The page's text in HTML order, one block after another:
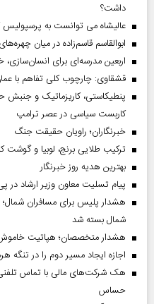
داشت؟
عالیشاه می توانست به
ابوالقاسم قاسم‌زاده در میان
اربعین مدرسه‌ای برای
قشقاوی: چارچوب کلی تفاهم
پنطیکاستی، کاریزماتیک و جنبش
کاربست سیاسی در عصر ترامپ
خبرنگاران؛ راویان حقیقت جنگ
ترکیب طلایی برنج، لوبیا و
بهترین هدیه روز خبرنگار
پیام تسلیت معاون وزیر ارشاد در
هشدار پلیس برای مسافران
شمال بسته شد
هشدار متخصصان؛ هپاتیت خاموش
اجازه ایجاد مسیر دوم را در تنگه
هک شرکت‌های مالی با تماس
حساس